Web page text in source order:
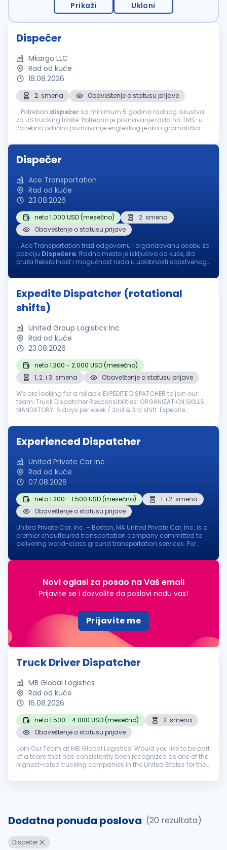
Prikaži Ukloni
Dispečer
Mkargo LLC
Rad od kuće
18.08.2026
2. smena
Obaveštenje o statusu prijave
...Potreban dispečer sa minimum 5 godina radnog iskustva
za US trucking tržište. Potrebno je poznavanje rada na TMS-u.
Potrebno odlično poznavanje engleskog jezika i gramatička
prijašnje iskustvo...
Dispečer
Ace Transportation
Rad od kuće
23.08.2026
neto 1.000 USD (mesečno)
2. smena
Obaveštenje o statusu prijave
...Ace Transportation traži odgovornu i organizovanu osobu za
poziciju Dispečera. Radno mesto je isključivo od kuće, što
pruža fleksibilnost i mogućnost rada u udobnosti sopstvenog
dinamičnom...
Expedite Dispatcher (rotational
shifts)
United Group Logistics Inc
Rad od kuće
23.08.2026
neto 1.300 - 2.000 USD (mesečno)
1, 2. i 3. smena
Obaveštenje o statusu prijave
We are looking for a reliable EXPEDITE DISPATCHER to join our
team. Truck Dispatcher Responsibilities: ORGANIZATION SKILLS
MANDATORY 6 days per week / 2nd & 3rd shift Expedite
AERO, P...
Experienced Dispatcher
United Private Car Inc
Rad od kuće
07.08.2026
neto 1.200 - 1.500 USD (mesečno)
1. i 2. smena
Obaveštenje o statusu prijave
United Private Car, Inc. – Boston, MA United Private Car, Inc. is a
premier chauffeured transportation company committed to
delivering world-class ground transportation services. For
world's most...
Novi oglasi za posao na Vaš email
Prijavite se i dozvolite da poslovi nađu vas!
Prijavite me
Truck Driver Dispatcher
MB Global Logistics
Rad od kuće
16.08.2026
neto 1.500 - 4.000 USD (mesečno)
2. smena
Obaveštenje o statusu prijave
Join Our Team at MB Global Logistics! Would you like to be part
of a team that has consistently been recognized as one of the
highest-rated trucking companies in the United States for the
dedicate...
Dodatna ponuda poslova (20 rezultata)
Dispečer